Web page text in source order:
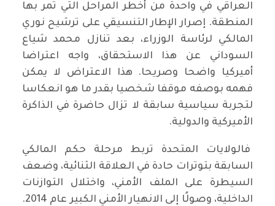
العراقي في واحدة من أخطر المراحل التي تمر بها
المنطقة. إصرار الإطار التنسيقي على ترشيح نوري
المالكي لرئاسة الوزراء، بعد تنازل محمد شياع
السوداني عن هذا الاستحقاق، واجه اعتراضا
أميركيا واضحا وصريحا. هذا الاعتراض لا يمكن
فهمه بوصفه موقفا شخصيا بقدر ما هو انعكاسا
لتجربة سياسية سابقة لا تزال حاضرة في الذاكرة
الأميركية والدولية.
فالولايات المتحدة تربط مرحلة حكم المالكي
السابقة بتوترات حادة في العلاقة الثنائية، وضعف
السيطرة على الملف الأمني، واختلال التوازنات
الداخلية، وصولًا إلى الانهيار الأمني الكبير عام 2014.